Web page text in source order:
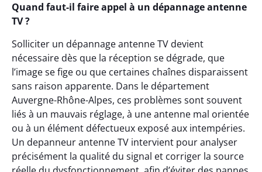
Quand faut-il faire appel à un dépannage antenne
TV ?
Solliciter un dépannage antenne TV devient
nécessaire dès que la réception se dégrade, que
l’image se fige ou que certaines chaînes disparaissent
sans raison apparente. Dans le département
Auvergne-Rhône-Alpes, ces problèmes sont souvent
liés à un mauvais réglage, à une antenne mal orientée
ou à un élément défectueux exposé aux intempéries.
Un depanneur antenne TV intervient pour analyser
précisément la qualité du signal et corriger la source